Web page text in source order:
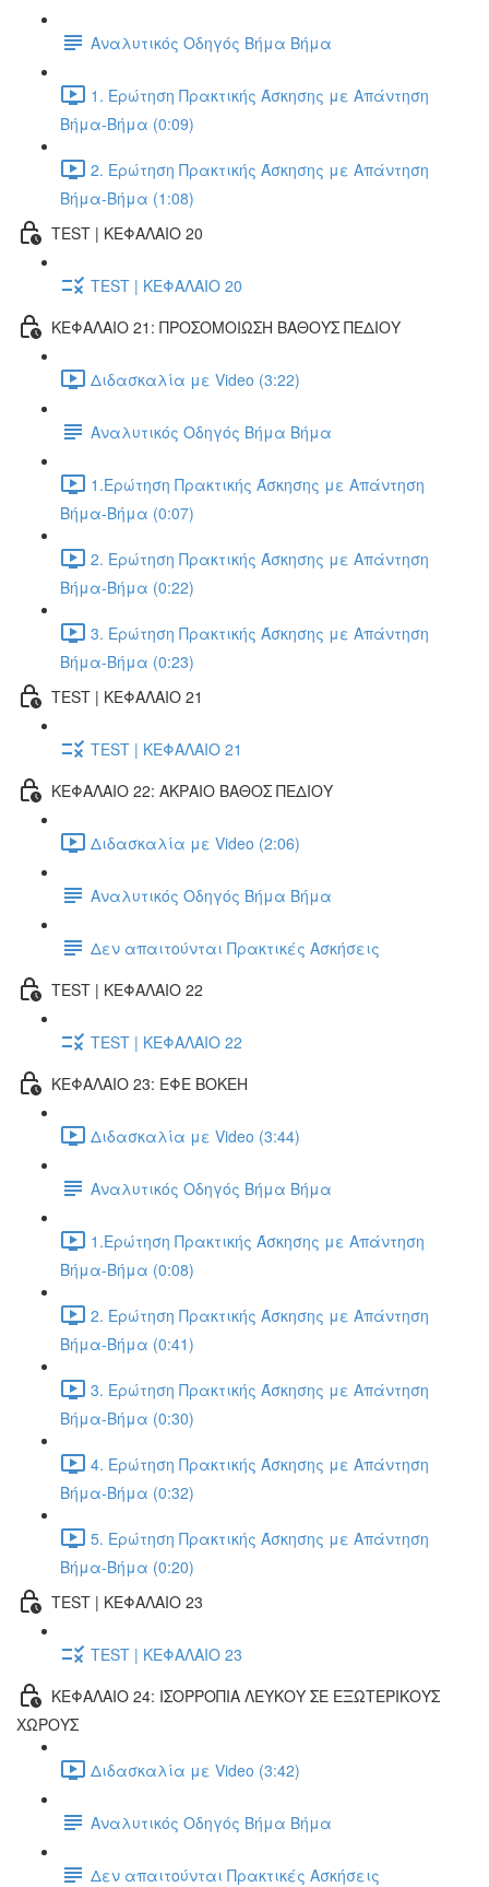
Αναλυτικός Οδηγός Βήμα Βήμα
1. Ερώτηση Πρακτικής Άσκησης με Απάντηση
Βήμα-Βήμα (0:09)
2. Ερώτηση Πρακτικής Άσκησης με Απάντηση
Βήμα-Βήμα (1:08)
TEST | ΚΕΦΑΛΑΙΟ 20
TEST | ΚΕΦΑΛΑΙΟ 20
ΚΕΦΑΛΑΙΟ 21: ΠΡΟΣΟΜΟΙΩΣΗ ΒΑΘΟΥΣ ΠΕΔΙΟΥ
Διδασκαλία με Video (3:22)
Αναλυτικός Οδηγός Βήμα Βήμα
1.Ερώτηση Πρακτικής Άσκησης με Απάντηση
Βήμα-Βήμα (0:07)
2. Ερώτηση Πρακτικής Άσκησης με Απάντηση
Βήμα-Βήμα (0:22)
3. Ερώτηση Πρακτικής Άσκησης με Απάντηση
Βήμα-Βήμα (0:23)
TEST | ΚΕΦΑΛΑΙΟ 21
TEST | ΚΕΦΑΛΑΙΟ 21
ΚΕΦΑΛΑΙΟ 22: ΑΚΡΑΙΟ ΒΑΘΟΣ ΠΕΔΙΟΥ
Διδασκαλία με Video (2:06)
Αναλυτικός Οδηγός Βήμα Βήμα
Δεν απαιτούνται Πρακτικές Ασκήσεις
TEST | ΚΕΦΑΛΑΙΟ 22
TEST | ΚΕΦΑΛΑΙΟ 22
ΚΕΦΑΛΑΙΟ 23: ΕΦΕ BOKEH
Διδασκαλία με Video (3:44)
Αναλυτικός Οδηγός Βήμα Βήμα
1.Ερώτηση Πρακτικής Άσκησης με Απάντηση
Βήμα-Βήμα (0:08)
2. Ερώτηση Πρακτικής Άσκησης με Απάντηση
Βήμα-Βήμα (0:41)
3. Ερώτηση Πρακτικής Άσκησης με Απάντηση
Βήμα-Βήμα (0:30)
4. Ερώτηση Πρακτικής Άσκησης με Απάντηση
Βήμα-Βήμα (0:32)
5. Ερώτηση Πρακτικής Άσκησης με Απάντηση
Βήμα-Βήμα (0:20)
TEST | ΚΕΦΑΛΑΙΟ 23
TEST | ΚΕΦΑΛΑΙΟ 23
ΚΕΦΑΛΑΙΟ 24: ΙΣΟΡΡΟΠΙΑ ΛΕΥΚΟΥ ΣΕ ΕΞΩΤΕΡΙΚΟΥΣ
ΧΩΡΟΥΣ
Διδασκαλία με Video (3:42)
Αναλυτικός Οδηγός Βήμα Βήμα
Δεν απαιτούνται Πρακτικές Ασκήσεις